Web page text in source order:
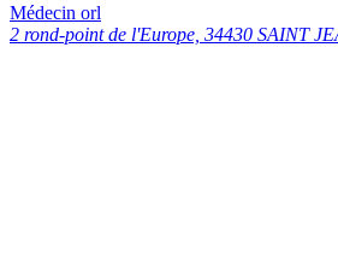
Médecin orl
2 rond-point de l'Europe, 34430 SAINT